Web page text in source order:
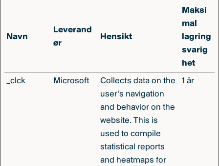
Navn
Leverand
ør
Hensikt
Maksi
mal
lagring
svarig
het
_clck
Microsoft
Collects data on the
user’s navigation
and behavior on the
website. This is
used to compile
statistical reports
and heatmaps for
1 år